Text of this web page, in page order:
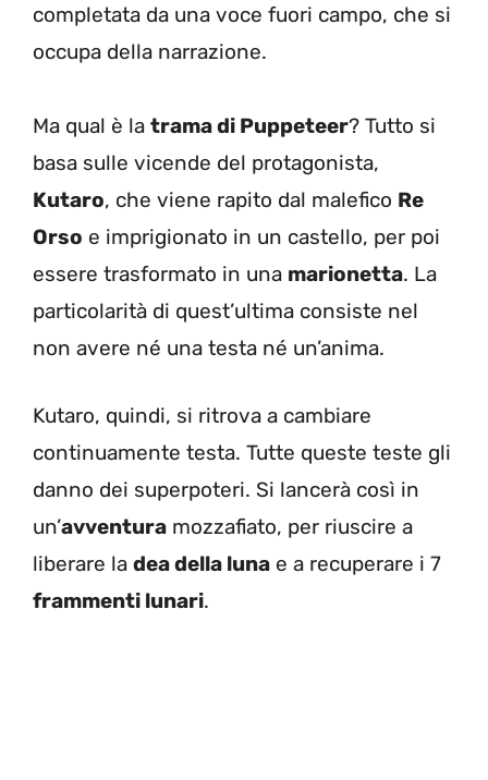
completata da una voce fuori campo, che si
occupa della narrazione.
Ma qual è la trama di Puppeteer? Tutto si
basa sulle vicende del protagonista,
Kutaro, che viene rapito dal malefico Re
Orso e imprigionato in un castello, per poi
essere trasformato in una marionetta. La
particolarità di quest’ultima consiste nel
non avere né una testa né un’anima.
Kutaro, quindi, si ritrova a cambiare
continuamente testa. Tutte queste teste gli
danno dei superpoteri. Si lancerà così in
un’avventura mozzafiato, per riuscire a
liberare la dea della luna e a recuperare i 7
frammenti lunari.